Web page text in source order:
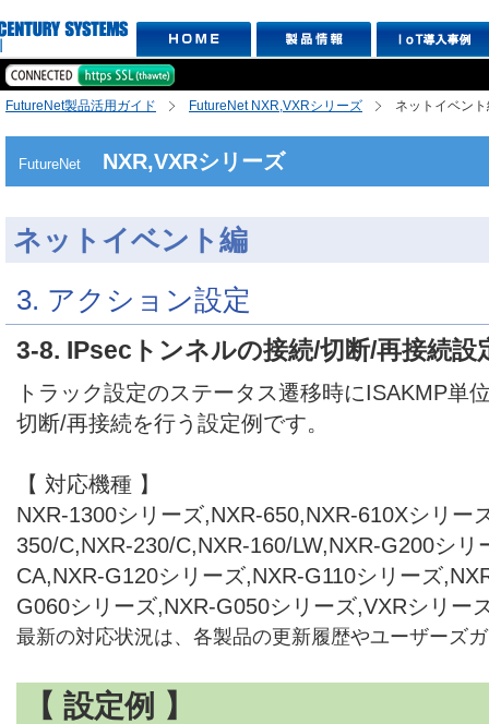
FutureNet製品活用ガイド FutureNet NXR,VXRシリーズ ネットイベン
FutureNet NXR,VXRシリーズ
ネットイベント編
3. アクション設定
3-8. IPsecトンネルの接続/切断/再接続設
トラック設定のステータス遷移時にISAKMP単
切断/再接続を行う設定例です。
【 対応機種 】
NXR-1300シリーズ,NXR-650,NXR-610Xシリー
350/C,NXR-230/C,NXR-160/LW,NXR-G200シリ
CA,NXR-G120シリーズ,NXR-G110シリーズ
G060シリーズ,NXR-G050シリーズ,VXRシリー
最新の対応状況は、各製品の更新履歴やユーザーズ
【 設定例 】